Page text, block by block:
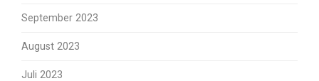
September 2023
August 2023
Juli 2023